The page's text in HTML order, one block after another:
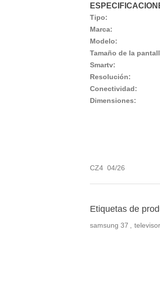
Tipo:
Marca:
Modelo:
Tamaño de la
Smartv:
Resolución:
Conectividad:
Dimensiones:
CZ4 04/26
Etiquetas de
samsung 37 televisor